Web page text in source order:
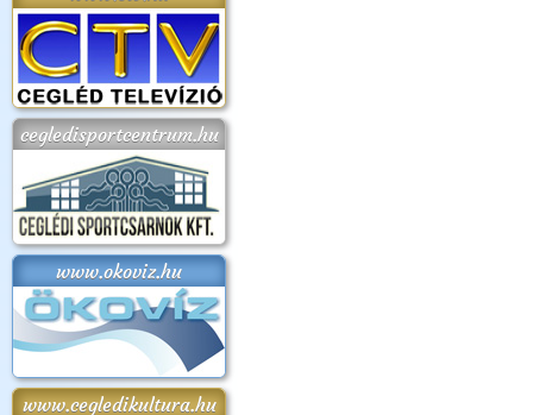
cegledisportcentrum.hu
www.okoviz.hu
www.cegledikultura.hu